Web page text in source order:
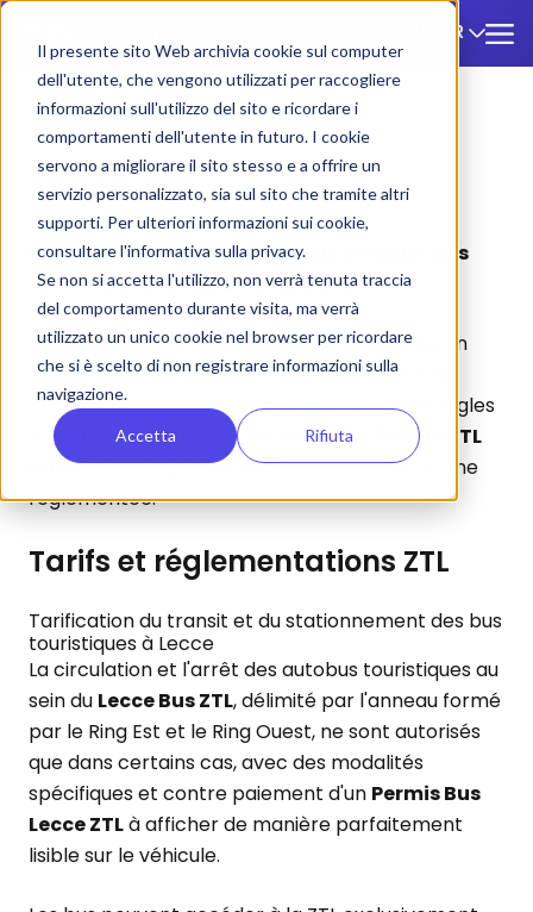
Il presente sito Web archivia cookie sul computer
dell'utente, che vengono utilizzati per raccogliere
informazioni sull'utilizzo del sito e ricordare i
comportamenti dell'utente in futuro. I cookie
servono a migliorare il sito stesso e a offrire un
servizio personalizzato, sia sul sito che tramite altri
supporti. Per ulteriori informazioni sui cookie,
consultare l'informativa sulla privacy.
Se non si accetta l'utilizzo, non verrà tenuta traccia
del comportamento durante visita, ma verrà
utilizzato un unico cookie nel browser per ricordare
che si è scelto di non registrare informazioni sulla
navigazione.
Accetta Rifiuta
FR
Lecce
Lecce
Permis de bus ZTL Lecce : Guide complet des
tarifs, types et réglementations
Vous organisez une visite de groupe à Lecce en
autocar ou en bus touristique ? Avant d'entrer
dans la ville, il est essentiel de connaître les règles
du ZTL Bus Lecce et de demander le
Permis ZTL
bus Lecceobligatoire pour circuler dans la zone
réglementée.
Tarifs et réglementations ZTL
Tarification du transit et du stationnement des bus
touristiques à Lecce
La circulation et l'arrêt des autobus touristiques au
sein du Lecce Bus ZTL, délimité par l'anneau formé
par le Ring Est et le Ring Ouest, ne sont autorisés
que dans certains cas, avec des modalités
spécifiques et contre paiement d'un Permis Bus
Lecce ZTLà afficher de manière parfaitement
lisible sur le véhicule.